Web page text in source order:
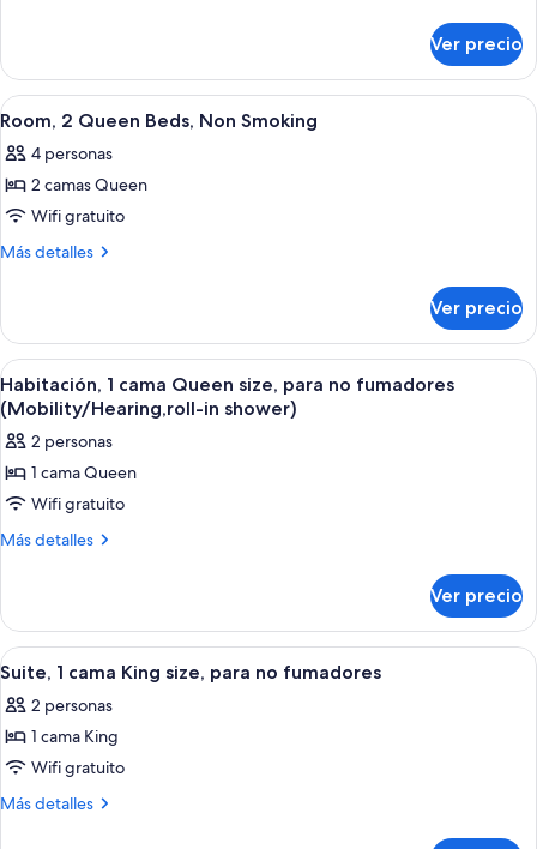
Bed,
Non
Smoking
1
King
Bed,
Smoking
Ver precio
Abrir
todas
las
fotos
de
Room,
Beds,
Non
Smoking
Una habitación de hotel con dos
8
Room, 2 Queen Beds, Non Smoking
4 personas
2 camas Queen
Wifi gratuito
Más detalles
Más
2
Queen
Beds,
Non
Smoking
Ver precio
Abrir
todas
las
fotos
de
Habitación,
1
size,
para
no
fumadores
(Mobility/Hearing,roll-
in
shower)
Una cama bien hecha con ropa de
1
Habitación, 1 cama Queen size, para no fumadores
(Mobility/Hearing,roll-in shower)
2 personas
1 cama Queen
Wifi gratuito
Más detalles
Más
1
cama
Queen
para
no
(Mobility/Hearing,roll-
in
Ver precio
Abrir
todas
las
fotos
de
Suite,
Una habitación de hotel moderna
6
Suite, 1 cama King size, para no fumadores
2 personas
1 cama King
Wifi gratuito
Más detalles
Más